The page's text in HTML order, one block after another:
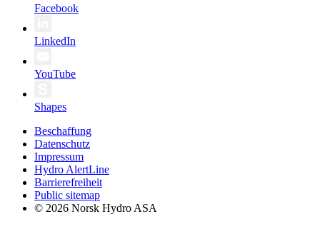
Facebook
LinkedIn
YouTube
Shapes
Beschaffung
Datenschutz
Impressum
Hydro AlertLine
Barrierefreiheit
Public sitemap
© 2026 Norsk Hydro ASA